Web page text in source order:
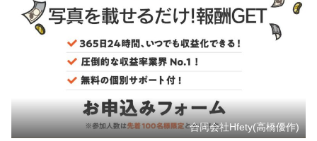
合同会社Hfety(高橋優作)